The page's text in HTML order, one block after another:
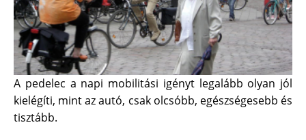
A pedelec a napi mobilitási igényt legalább olyan jól
kielégíti, mint az autó, csak olcsóbb, egészségesebb és
tisztább.